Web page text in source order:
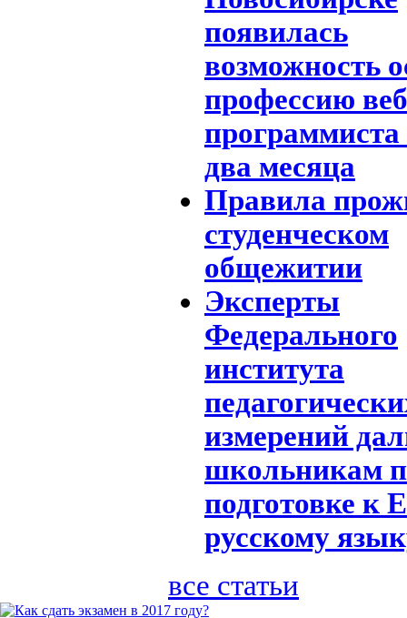
появилась
возможность
профессию
программиста
два месяца
Правила
студенческом
общежитии
Эксперты
Федерального
института
измерений
школьникам
подготовке к
русскому
все статьи